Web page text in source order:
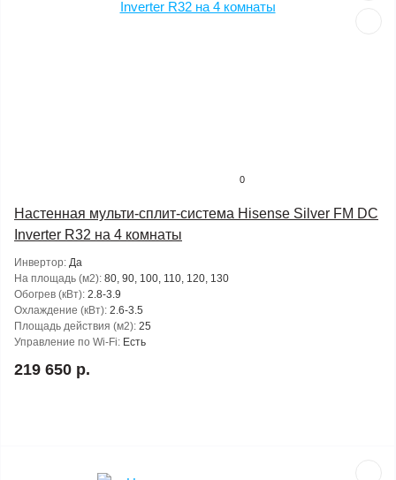
0
Настенная мульти-сплит-система Hisense Silver FM DC
Inverter R32 на 4 комнаты
Инвертор: Да
На площадь (м2): 80, 90, 100, 110, 120, 130
Обогрев (кВт): 2.8-3.9
Охлаждение (кВт): 2.6-3.5
Площадь действия (м2): 25
Управление по Wi-Fi: Есть
219 650 р.